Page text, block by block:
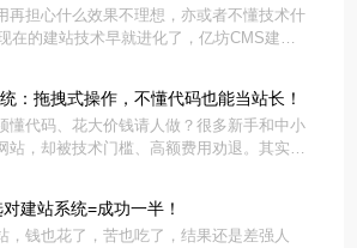
担心什么效果不理想，亦或者不懂技术什
在的建站技术早就进化了，亿坊CMS建站
：拖拽式操作，不懂代码也能当站长！
懂代码、花大价钱请人做？很多新手和中小
站，却被技术门槛、高额费用劝退。其实现
建站系统=成功一半！
，钱也花了，苦也吃了，结果还是差强人